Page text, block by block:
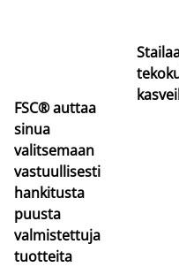
FSC® auttaa
sinua
valitsemaan
vastuullisesti
hankitusta
puusta
valmistettuja
tuotteita